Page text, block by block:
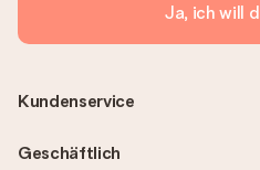
Ja, ich will
Kundenservice
Geschäftlich